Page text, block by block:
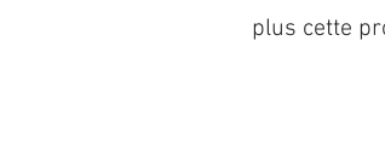
plus cette